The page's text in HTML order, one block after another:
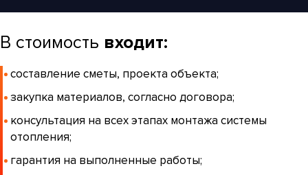
В стоимость входит:
составление сметы, проекта объекта;
закупка материалов, согласно договора;
консультация на всех этапах монтажа системы
отопления;
гарантия на выполненные работы;